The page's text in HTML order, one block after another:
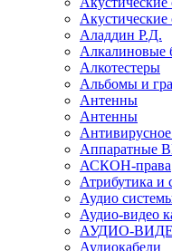
Аладдин Р.Д.
Алкалиновые
Алкотестеры
Альбомы и
Антенны
Антенны
Аппаратные
АСКОН-права
Атрибутика и
Аудио
Аудио-видео
АУДИО-
Аудиокабели